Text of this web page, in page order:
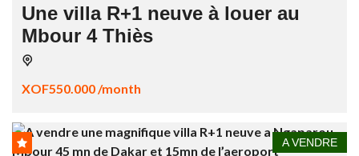
Une villa R+1 neuve à louer au
Mbour 4 Thiès
XOF550.000 /month
A VENDRE